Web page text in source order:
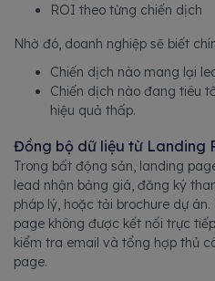
ROI theo từng chiến dịch
Nhờ đó, doanh nghiệp sẽ biết
Chiến dịch nào mang lại
Chiến dịch nào đang tiêu
hiệu quả thấp.
Đồng bộ dữ liệu từ Landing
Trong bất động sản, landing
lead nhận bảng giá, đăng ký
pháp lý, hoặc tải brochure dự
page không được kết nối trực
kiểm tra email và tổng hợp thủ
page.